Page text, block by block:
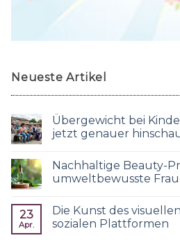
Neueste Artikel
Übergewicht bei
jetzt genauer
Nachhaltige Beauty-
umweltbewusste
23
Apr.
Die Kunst des
sozialen Plattformen